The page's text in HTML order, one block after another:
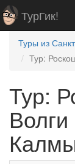
ТурГик!
Туры из
Тур:
Тур:
Волги